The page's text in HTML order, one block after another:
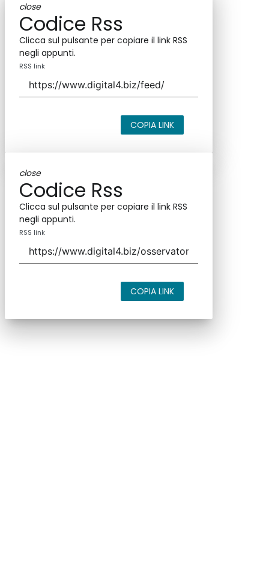
close
Codice Rss
Clicca sul pulsante per copiare il link RSS
negli appunti.
RSS link
COPIA LINK
close
Codice Rss
Clicca sul pulsante per copiare il link RSS
negli appunti.
RSS link
COPIA LINK